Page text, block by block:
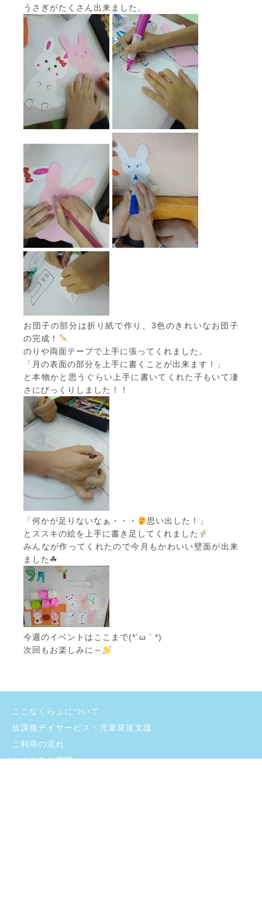
うさぎがたくさん出来ました。
お団子の部分は折り紙で作り、3色のきれいなお団子
の完成！
のりや両面テープで上手に張ってくれました。
「月の表面の部分を上手に書くことが出来ます！」
と本物かと思うぐらい上手に書いてくれた子もいて凄
さにびっくりしました！！
「何かが足りないなぁ・・・
思い出した！」
とススキの絵を上手に書き足してくれました
みんなが作ってくれたので今月もかわいい壁面が出来
ました☘
今週のイベントはここまで(*´ω｀*)
次回もお楽しみに～
ここなくらぶについて
放課後デイサービス・児童発達支援
ご利用の流れ
よくあるご質問